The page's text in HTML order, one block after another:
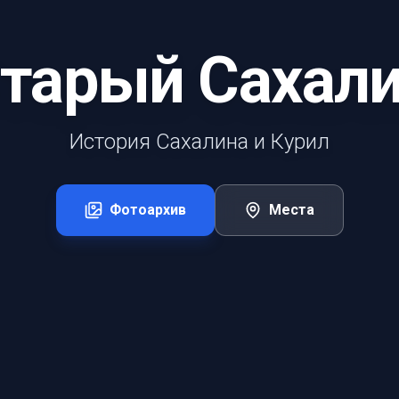
История Сахалина и Курил
Фотоархив Места